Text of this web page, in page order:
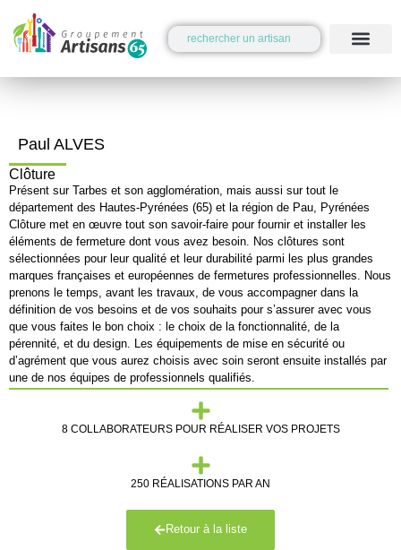
Paul ALVES
Clôture
Présent sur Tarbes et son agglomération, mais aussi sur tout le
département des Hautes-Pyrénées (65) et la région de Pau, Pyrénées
Clôture met en œuvre tout son savoir-faire pour fournir et installer les
éléments de fermeture dont vous avez besoin. Nos clôtures sont
sélectionnées pour leur qualité et leur durabilité parmi les plus grandes
marques françaises et européennes de fermetures professionnelles. Nous
prenons le temps, avant les travaux, de vous accompagner dans la
définition de vos besoins et de vos souhaits pour s’assurer avec vous
que vous faites le bon choix : le choix de la fonctionnalité, de la
pérennité, et du design. Les équipements de mise en sécurité ou
d’agrément que vous aurez choisis avec soin seront ensuite installés par
une de nos équipes de professionnels qualifiés.
8 COLLABORATEURS POUR RÉALISER VOS PROJETS
250 RÉALISATIONS PAR AN
Retour à la liste